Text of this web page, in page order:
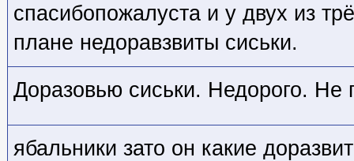
спасибопожалуста и у двух из
плане недоравзвиты сиськи.
Доразовью сиськи. Недорого. Не
ябальники зато он какие